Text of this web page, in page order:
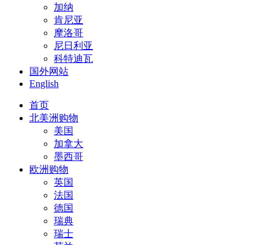
加纳
肯尼亚
摩洛哥
尼日利亚
科特迪瓦
国外网站
English
首页
北美洲购物
美国
加拿大
墨西哥
欧洲购物
英国
法国
德国
瑞典
瑞士